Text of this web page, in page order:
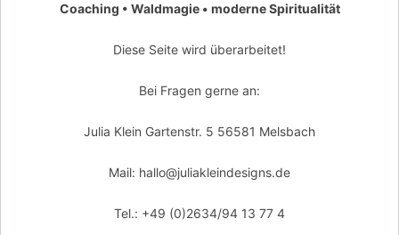
Coaching • Waldmagie • moderne Spiritualität
Diese Seite wird überarbeitet!
Bei Fragen gerne an:
Julia Klein Gartenstr. 5 56581 Melsbach
Mail: hallo@juliakleindesigns.de
Tel.: +49 (0)2634/94 13 77 4